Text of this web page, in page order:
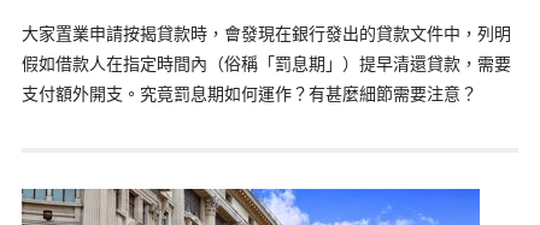
大家置業申請按揭貸款時，會發現在銀行發出的貸款文件中，列明
假如借款人在指定時間內（俗稱「罰息期」）提早清還貸款，需要
支付額外開支。究竟罰息期如何運作？有甚麼細節需要注意？